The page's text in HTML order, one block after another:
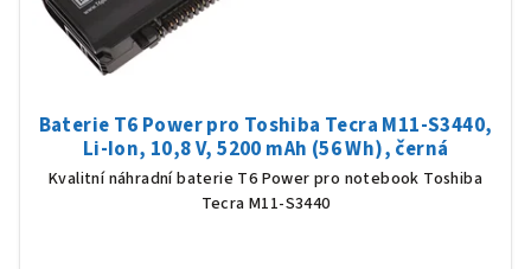
Baterie T6 Power pro Toshiba Tecra M11-S3440,
Li-Ion, 10,8 V, 5200 mAh (56 Wh), černá
Kvalitní náhradní baterie T6 Power pro notebook Toshiba
Tecra M11-S3440